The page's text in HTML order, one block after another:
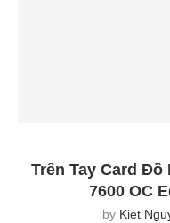
Trên Tay Card Đồ
7600 OC
by Kiet